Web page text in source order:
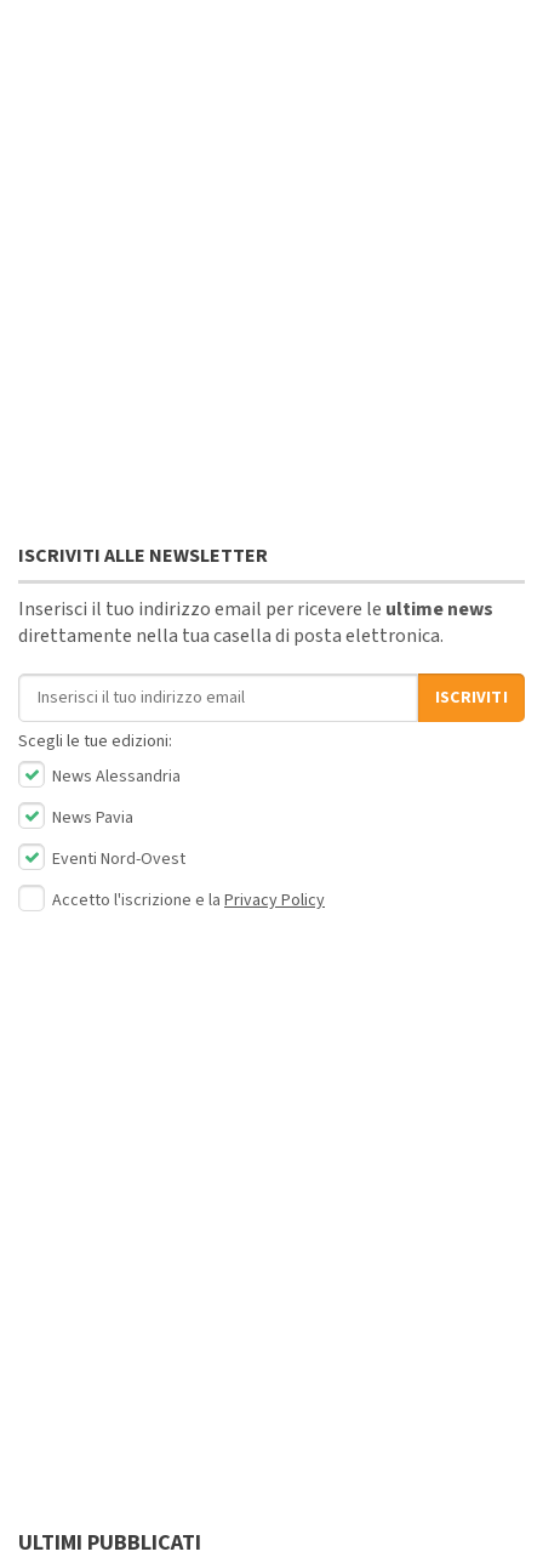
ISCRIVITI ALLE NEWSLETTER
Inserisci il tuo indirizzo email per ricevere le ultime news
direttamente nella tua casella di posta elettronica.
Indirizzo email
ISCRIVITI
Scegli le tue edizioni:
News Alessandria
News Pavia
Eventi Nord-Ovest
Accetto l'iscrizione e la Privacy Policy
ULTIMI PUBBLICATI